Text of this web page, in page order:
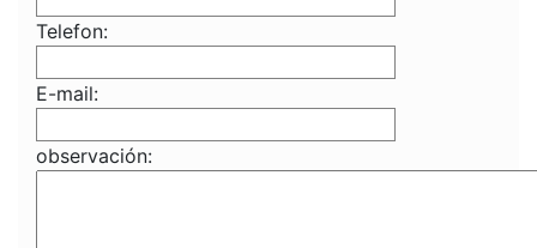
Telefon:
E-mail:
observación: